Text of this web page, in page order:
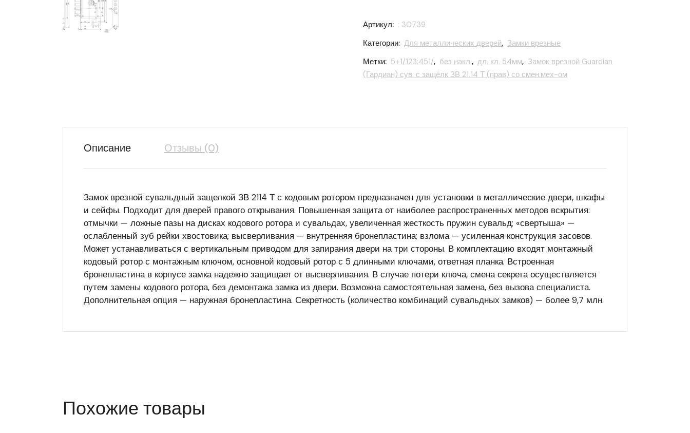
Артикул: : 30739
Категории: Для металлических дверей, Замки врезные
Метки: 5+1/123:451/, без накл., дл. кл. 54мм, Замок врезной Guardian
(Гардиан) сув. с защёлк ЗВ 21.14 Т (прав) со смен.мех-ом
Описание Отзывы (0)
Замок врезной сувальдный защелкой ЗВ 2114 Т с кодовым ротором предназначен для установки в металлические двери, шкафы
и сейфы. Подходит для дверей правого открывания. Повышенная защита от наиболее распространенных методов вскрытия:
отмычки — ложные пазы на дисках кодового ротора и сувальдах, увеличенная жесткость пружин сувальд; «свертыша» —
ослабленный зуб рейки хвостовика; высверливания — внутренняя бронепластина; взлома — усиленная конструкция засовов.
Может устанавливаться с вертикальным приводом для запирания двери на три стороны. В комплектацию входят монтажный
кодовый ротор с монтажным ключом, основной кодовый ротор с 5 длинными ключами, ответная планка. Встроенная
бронепластина в корпусе замка надежно защищает от высверливания. В случае потери ключа, смена секрета осуществляется
путем замены кодового ротора, без демонтажа замка из двери. Возможна самостоятельная замена, без вызова специалиста.
Дополнительная опция — наружная бронепластина. Секретность (количество комбинаций сувальдных замков) — более 9,7 млн.
Похожие товары